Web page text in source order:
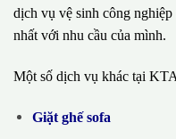
dịch vụ vệ sinh công
nhất với nhu cầu của mình.
Một số dịch vụ khác tại
Giặt ghế sofa